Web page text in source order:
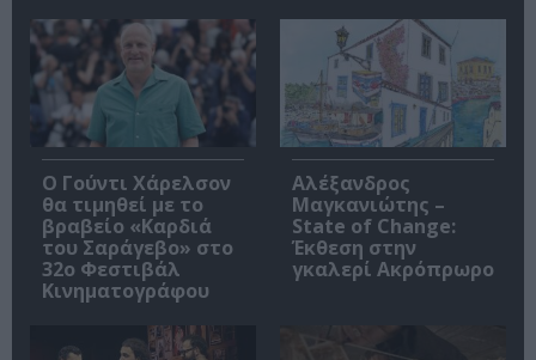
Ο Γούντι Χάρελσον
θα τιμηθεί με το
βραβείο «Καρδιά
του Σαράγεβο» στο
32ο Φεστιβάλ
Κινηματογράφου
Αλέξανδρος
Μαγκανιώτης –
State of Change:
Έκθεση στην
γκαλερί Ακρόπρωρο